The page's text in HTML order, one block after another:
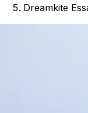
Dreamkite